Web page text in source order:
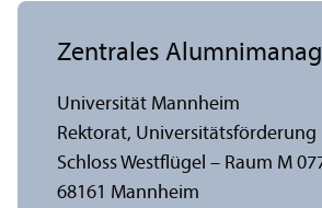
Zentrales
Universität Mannheim
Rektorat, Universitäts­förderung
Schloss Westflügel – Raum M
68161 Mannheim